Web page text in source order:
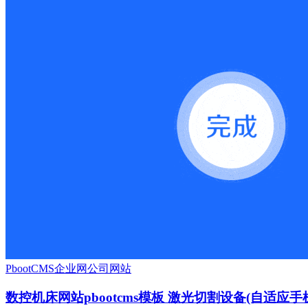
PbootCMS企业网公司网站
数控机床网站pbootcms模板 激光切割设备(自适应手